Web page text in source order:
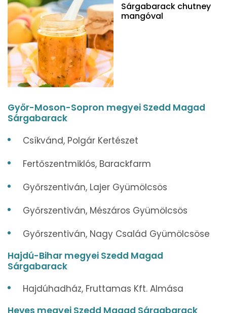
Sárgabarack chutney
mangóval
Győr-Moson-Sopron megyei Szedd Magad
Sárgabarack
Csíkvánd, Polgár Kertészet
Fertőszentmiklós, Barackfarm
Győrszentiván, Lajer Gyümölcsös
Győrszentiván, Mészáros Gyümölcsös
Győrszentiván, Nagy Család Gyümölcsöse
Hajdú-Bihar megyei Szedd Magad
Sárgabarack
Hajdúhadház, Fruttamas Kft. Almása